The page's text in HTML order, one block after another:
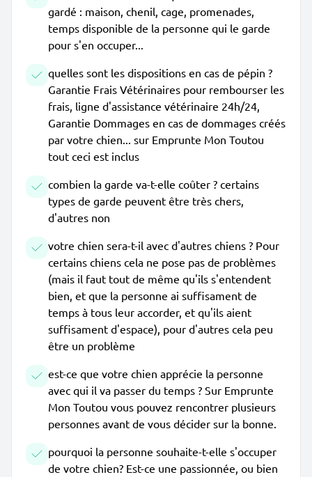
gardé : maison, chenil, cage, promenades,
temps disponible de la personne qui le garde
pour s'en occuper...
quelles sont les dispositions en cas de pépin ?
Garantie Frais Vétérinaires pour rembourser les
frais, ligne d'assistance vétérinaire 24h/24,
Garantie Dommages en cas de dommages créés
par votre chien... sur Emprunte Mon Toutou
tout ceci est inclus
combien la garde va-t-elle coûter ? certains
types de garde peuvent être très chers,
d'autres non
votre chien sera-t-il avec d'autres chiens ? Pour
certains chiens cela ne pose pas de problèmes
(mais il faut tout de même qu'ils s'entendent
bien, et que la personne ai suffisament de
temps à tous leur accorder, et qu'ils aient
suffisament d'espace), pour d'autres cela peu
être un problème
est-ce que votre chien apprécie la personne
avec qui il va passer du temps ? Sur Emprunte
Mon Toutou vous pouvez rencontrer plusieurs
personnes avant de vous décider sur la bonne.
pourquoi la personne souhaite-t-elle s'occuper
de votre chien? Est-ce une passionnée, ou bien